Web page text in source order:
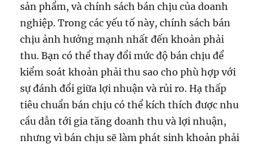
sản phẩm, và chính sách bán chịu của doanh
nghiệp. Trong các yếu tố này, chính sách bán
chịu ảnh hưởng mạnh nhất đến khoản phải
thu. Bạn có thể thay đổi mức độ bán chịu để
kiểm soát khoản phải thu sao cho phù hợp với
sự đánh đổi giữa lợi nhuận và rủi ro. Hạ thấp
tiêu chuẩn bán chịu có thể kích thích được nhu
cầu dẫn tới gia tăng doanh thu và lợi nhuận,
nhưng vì bán chịu sẽ làm phát sinh khoản phải